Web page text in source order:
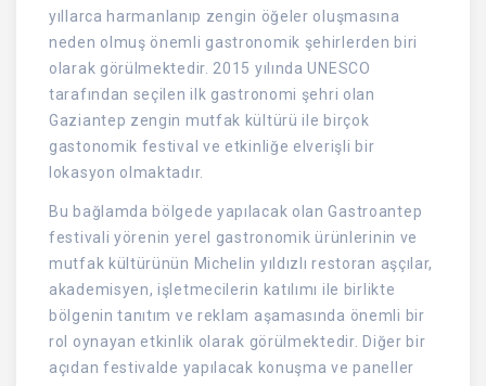
yıllarca harmanlanıp zengin öğeler oluşmasına
neden olmuş önemli gastronomik şehirlerden biri
olarak görülmektedir. 2015 yılında UNESCO
tarafından seçilen ilk gastronomi şehri olan
Gaziantep zengin mutfak kültürü ile birçok
gastonomik festival ve etkinliğe elverişli bir
lokasyon olmaktadır.
Bu bağlamda bölgede yapılacak olan Gastroantep
festivali yörenin yerel gastronomik ürünlerinin ve
mutfak kültürünün Michelin yıldızlı restoran aşçılar,
akademisyen, işletmecilerin katılımı ile birlikte
bölgenin tanıtım ve reklam aşamasında önemli bir
rol oynayan etkinlik olarak görülmektedir. Diğer bir
açıdan festivalde yapılacak konuşma ve paneller